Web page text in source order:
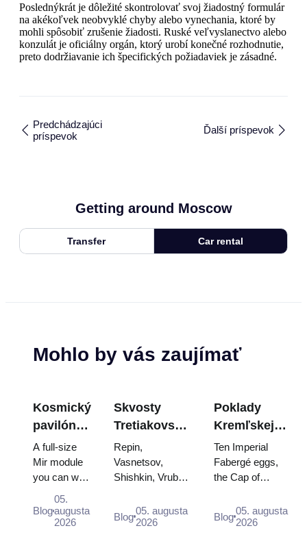
Poslednýkrát je dôležité skontrolovať svoj žiadostný formulár
na akékoľvek neobvyklé chyby alebo vynechania, ktoré by
mohli spôsobiť zrušenie žiadosti. Ruské veľvyslanectvo alebo
konzulát je oficiálny orgán, ktorý urobí konečné rozhodnutie,
preto dodržiavanie ich špecifických požiadaviek je zásadné.
Predchádzajúci
príspevok
Ďalší príspevok
Getting around Moscow
Transfer Car rental
Mohlo by vás zaujímať
Kosmický
pavilón
na
VDNKh:
Najväčšia
vesmírna
výstava v
A full-size
Mir module
you can walk
Energia–
Buran
Blog
05.
augusta
2026
Skvosty
Tretiakovskej
galérie:
Obrazy, ktoré
stoja za
Repin,
Vasnetsov,
Shishkin, Vrubel,
Surikov — the
works that stop
Blog05. augusta
2026
Poklady
Kremľskej
zbrojnice:
Fabergého
vajcia, tróny
korunovačné
Ten Imperial
Fabergé eggs,
the Cap of
double throne of
two boy tsars
Blog05. augusta
2026